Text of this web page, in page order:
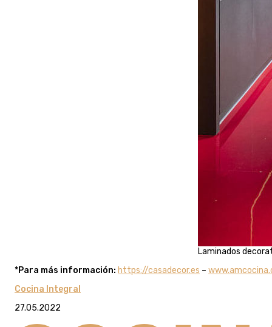
Laminados
*Para más información: https://casadecor.es –
Cocina Integral
27.05.2022